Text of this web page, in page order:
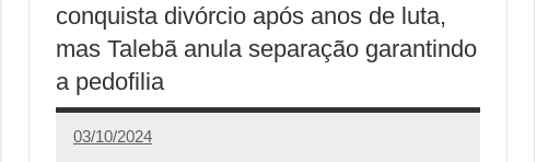
conquista divórcio após anos de luta,
mas Talebã anula separação garantindo
a pedofilia
03/10/2024
Calango